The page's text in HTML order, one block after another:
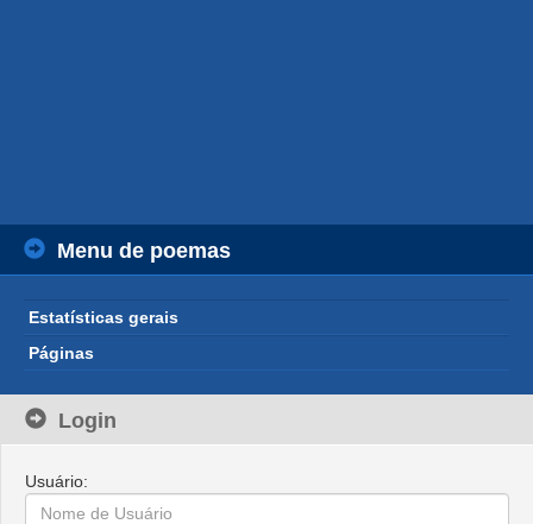
Menu de poemas
Estatísticas gerais
Páginas
Login
Usuário: